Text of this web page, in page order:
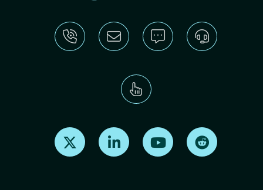
Find us on X Find us on LinkedInFind us on Youtube